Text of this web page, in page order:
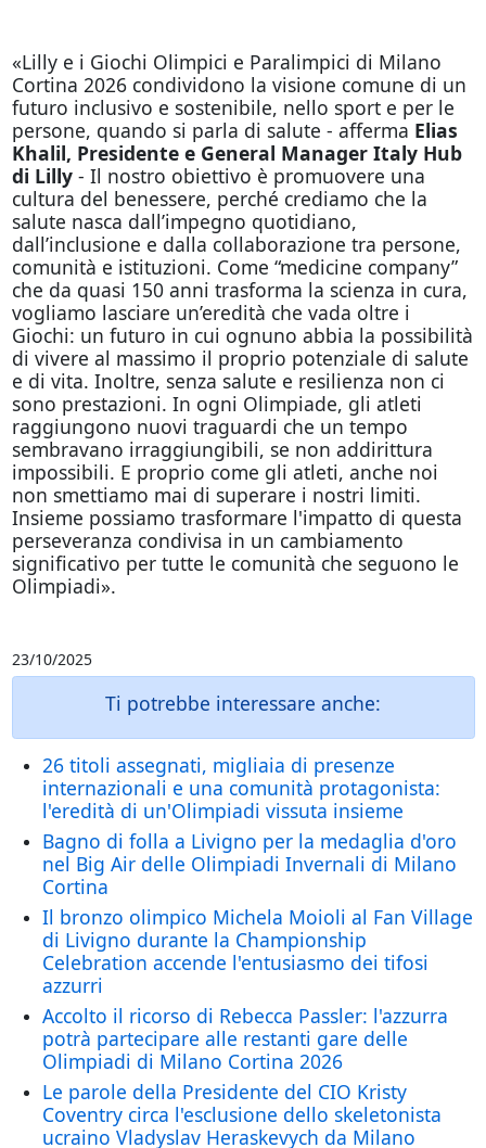
«Lilly e i Giochi Olimpici e Paralimpici di Milano
Cortina 2026 condividono la visione comune di un
futuro inclusivo e sostenibile, nello sport e per le
persone, quando si parla di salute - afferma Elias
Khalil, Presidente e General Manager Italy Hub
di Lilly- Il nostro obiettivo è promuovere una
cultura del benessere, perché crediamo che la
salute nasca dall’impegno quotidiano,
dall’inclusione e dalla collaborazione tra persone,
comunità e istituzioni. Come “medicine company”
che da quasi 150 anni trasforma la scienza in cura,
vogliamo lasciare un’eredità che vada oltre i
Giochi: un futuro in cui ognuno abbia la possibilità
di vivere al massimo il proprio potenziale di salute
e di vita. Inoltre, senza salute e resilienza non ci
sono prestazioni. In ogni Olimpiade, gli atleti
raggiungono nuovi traguardi che un tempo
sembravano irraggiungibili, se non addirittura
impossibili. E proprio come gli atleti, anche noi
non smettiamo mai di superare i nostri limiti.
Insieme possiamo trasformare l'impatto di questa
perseveranza condivisa in un cambiamento
significativo per tutte le comunità che seguono le
Olimpiadi».
23/10/2025
Ti potrebbe interessare anche:
26 titoli assegnati, migliaia di presenze
internazionali e una comunità protagonista:
l'eredità di un'Olimpiadi vissuta insieme
Bagno di folla a Livigno per la medaglia d'oro
nel Big Air delle Olimpiadi Invernali di Milano
Cortina
Il bronzo olimpico Michela Moioli al Fan Village
di Livigno durante la Championship
Celebration accende l'entusiasmo dei tifosi
azzurri
Accolto il ricorso di Rebecca Passler: l'azzurra
potrà partecipare alle restanti gare delle
Olimpiadi di Milano Cortina 2026
Le parole della Presidente del CIO Kristy
Coventry circa l'esclusione dello skeletonista
ucraino Vladyslav Heraskevych da Milano